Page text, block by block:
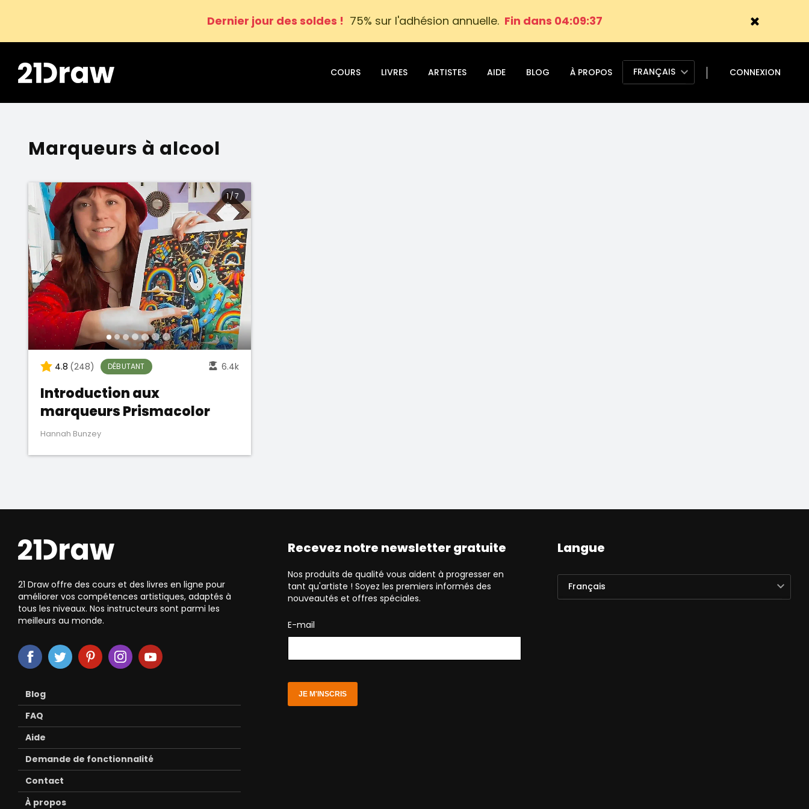
Dernier jour des soldes ! 75% sur l'adhésion annuelle. Fin dans 04:09:37
COURS LIVRES ARTISTES AIDE BLOG À PROPOS FRANÇAIS CONNEXION
Marqueurs à alcool
4.8 (248) DÉBUTANT 6.4k
Introduction aux
marqueurs Prismacolor
Hannah Bunzey
1/7
21 Draw offre des cours et des livres en ligne pour
améliorer vos compétences artistiques, adaptés à
tous les niveaux. Nos instructeurs sont parmi les
meilleurs au monde.
Blog
FAQ
Aide
Demande de fonctionnalité
Contact
À propos
Recevez notre newsletter gratuite
Nos produits de qualité vous aident à progresser en
tant qu'artiste ! Soyez les premiers informés des
nouveautés et offres spéciales.
E-mail
JE M'INSCRIS
Langue
Français